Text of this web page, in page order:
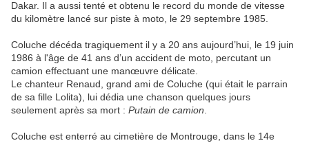
Dakar. Il a aussi tenté et obtenu le record du monde de vitesse
du kilomètre lancé sur piste à moto, le 29 septembre 1985.
Coluche décéda tragiquement il y a 20 ans aujourd’hui, le 19 juin
1986 à l'âge de 41 ans d’un accident de moto, percutant un
camion effectuant une manœuvre délicate.
Le chanteur Renaud, grand ami de Coluche (qui était le parrain
de sa fille Lolita), lui dédia une chanson quelques jours
seulement après sa mort : Putain de camion
Coluche est enterré au cimetière de Montrouge, dans le 14e